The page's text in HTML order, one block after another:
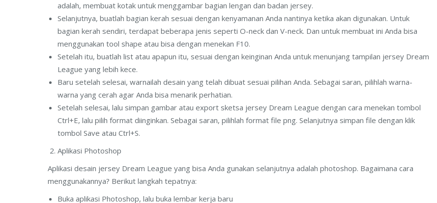
adalah, membuat kotak untuk menggambar bagian lengan dan badan jersey.
Selanjutnya, buatlah bagian kerah sesuai dengan kenyamanan Anda nantinya ketika akan digunakan. Untuk
bagian kerah sendiri, terdapat beberapa jenis seperti O-neck dan V-neck. Dan untuk membuat ini Anda bisa
menggunakan tool shape atau bisa dengan menekan F10.
Setelah itu, buatlah list atau apapun itu, sesuai dengan keinginan Anda untuk menunjang tampilan jersey Dream
League yang lebih kece.
Baru setelah selesai, warnailah desain yang telah dibuat sesuai pilihan Anda. Sebagai saran, pilihlah warna-
warna yang cerah agar Anda bisa menarik perhatian.
Setelah selesai, lalu simpan gambar atau export sketsa jersey Dream League dengan cara menekan tombol
Ctrl+E, lalu pilih format diinginkan. Sebagai saran, pilihlah format file png. Selanjutnya simpan file dengan klik
tombol Save atau Ctrl+S.
Aplikasi Photoshop
Aplikasi desain jersey Dream League yang bisa Anda gunakan selanjutnya adalah photoshop. Bagaimana cara
menggunakannya? Berikut langkah tepatnya:
Buka aplikasi Photoshop, lalu buka lembar kerja baru